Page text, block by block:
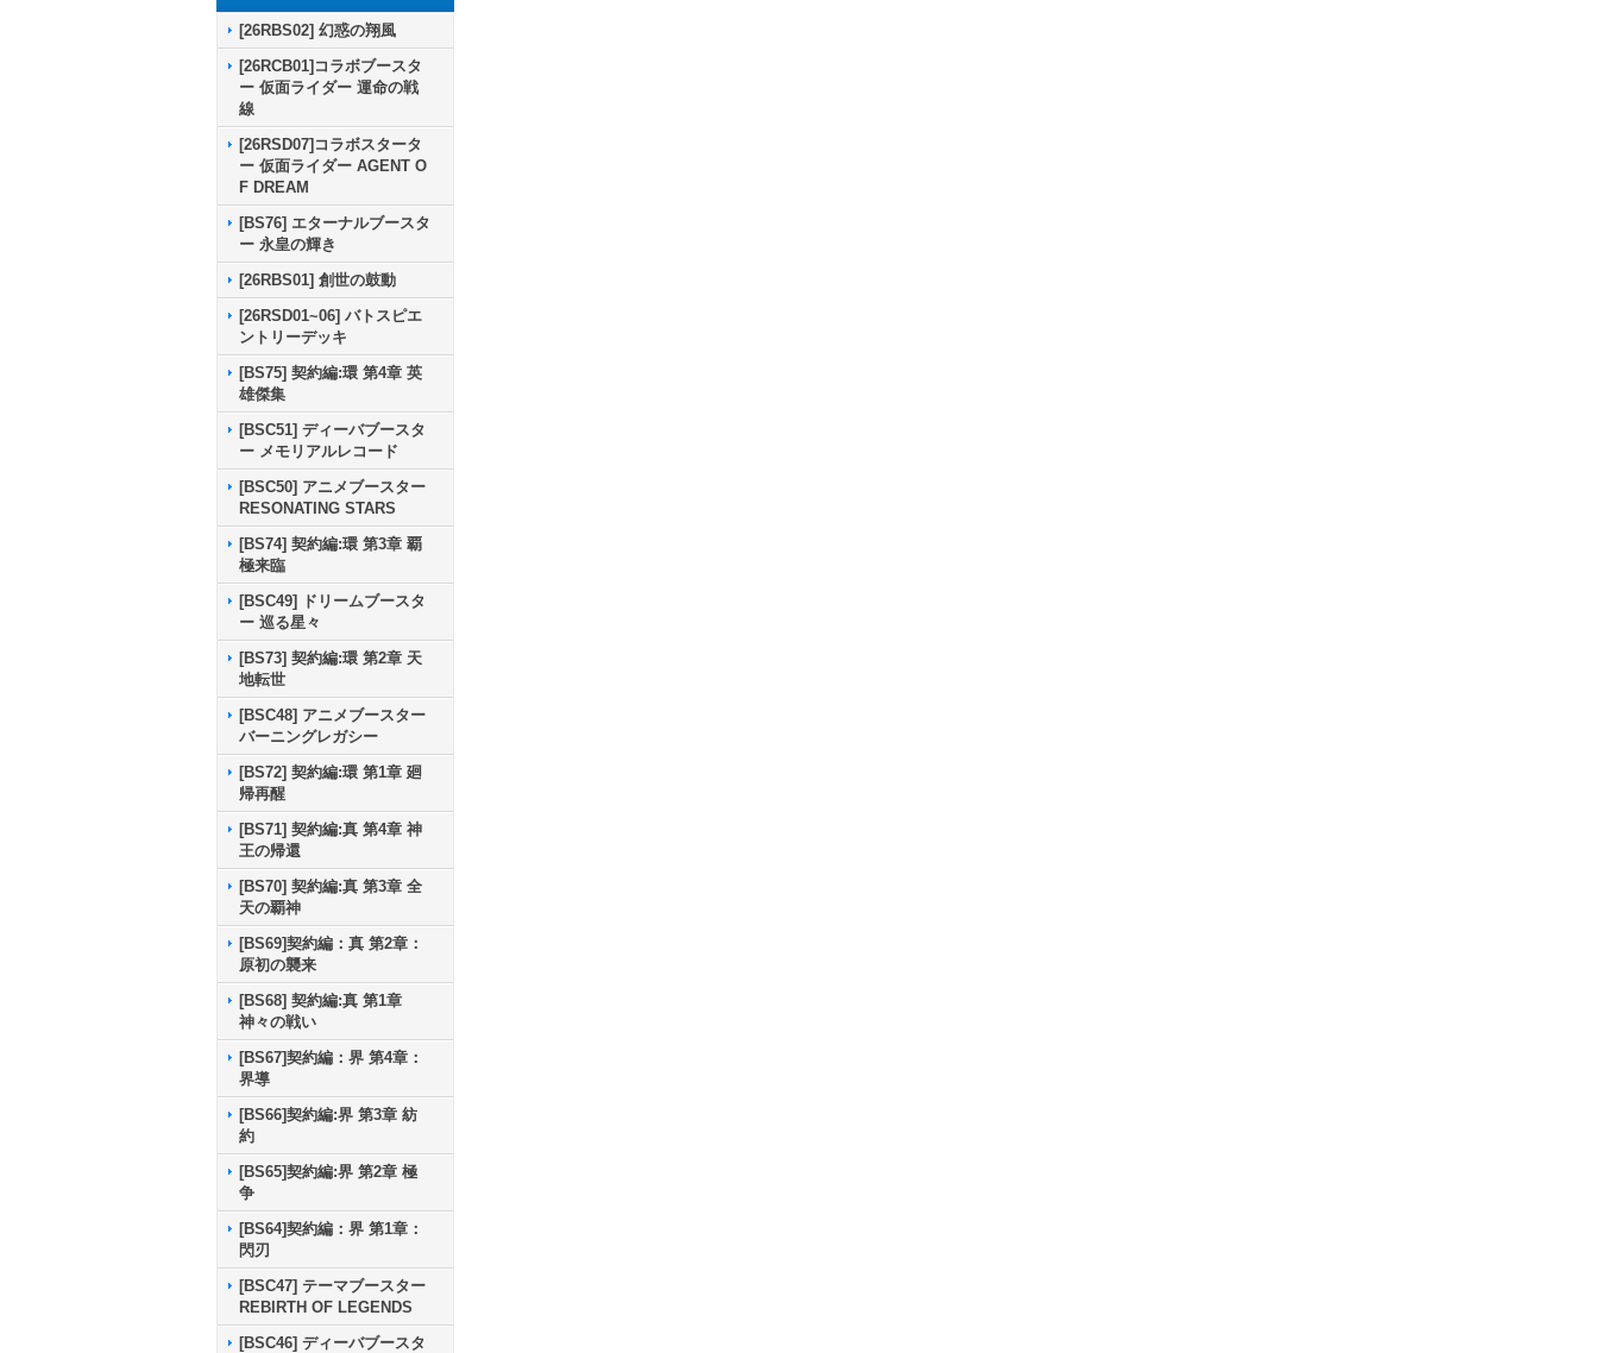
[26RBS02] 幻惑の翔風
[26RCB01]コラボブースタ
ー 仮面ライダー 運命の戦
線
[26RSD07]コラボスタータ
ー 仮面ライダー AGENT O
F DREAM
[BS76] エターナルブースタ
ー 永皇の輝き
[26RBS01] 創世の鼓動
[26RSD01~06] バトスピエ
ントリーデッキ
[BS75] 契約編:環 第4章 英
雄傑集
[BSC51] ディーバブースタ
ー メモリアルレコード
[BSC50] アニメブースター
RESONATING STARS
[BS74] 契約編:環 第3章 覇
極来臨
[BSC49] ドリームブースタ
ー 巡る星々
[BS73] 契約編:環 第2章 天
地転世
[BSC48] アニメブースター
バーニングレガシー
[BS72] 契約編:環 第1章 廻
帰再醒
[BS71] 契約編:真 第4章 神
王の帰還
[BS70] 契約編:真 第3章 全
天の覇神
[BS69]契約編：真 第2章：
原初の襲来
[BS68] 契約編:真 第1章
神々の戦い
[BS67]契約編：界 第4章：
界導
[BS66]契約編:界 第3章 紡
約
[BS65]契約編:界 第2章 極
争
[BS64]契約編：界 第1章：
閃刃
[BSC47] テーマブースター
REBIRTH OF LEGENDS
[BSC46] ディーバブースタ